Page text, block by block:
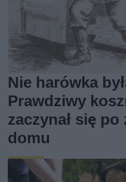
Nie harówka
Prawdziwy
zaczynał się
domu